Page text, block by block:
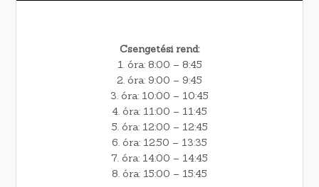
Csengetési rend:
1. óra: 8:00 – 8:45
2. óra: 9:00 – 9:45
3. óra: 10:00 – 10:45
4. óra: 11:00 – 11:45
5. óra: 12:00 – 12:45
6. óra: 12:50 – 13:35
7. óra: 14:00 – 14:45
8. óra: 15:00 – 15:45